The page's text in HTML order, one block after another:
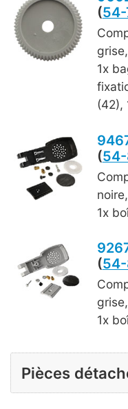
(
1x
(42),
(
1x
(
1x
Pièces